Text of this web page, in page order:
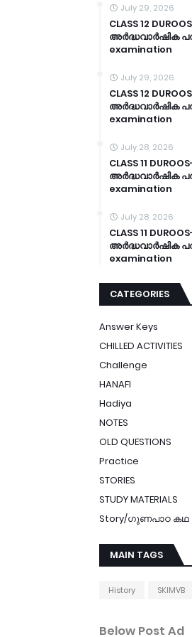
July 29, 2026
CLASS 12
അർദ്ധവാർഷിക
examination
July 29, 2026
CLASS 12
അർദ്ധവാർഷിക
examination
July 28, 2026
CLASS 11
അർദ്ധവാർഷിക
examination
July 28, 2026
CLASS 11
അർദ്ധവാർഷിക
examination
CATEGORIES
Answer Keys
CHILLED ACTIVITIES
Challenge
HANAFI
Hadiya
NOTES
OLD QUESTIONS
Practice
STORIES
STUDY MATERIALS
Story/ഗുണപാഠ കഥ
MAIN TAGS
History SKIMVB
Below Post Ad